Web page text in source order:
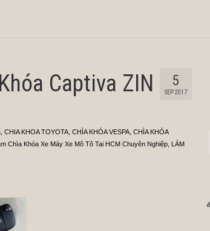
5
SEP 2017
Captiva ZIN
CHIA KHOA TOYOTA CHÌA KHÓA VESPA CHÌA KHÓA
Chìa Khóa Xe Máy Xe Mô Tô Tai HCM Chuyên Nghiệp LÀM